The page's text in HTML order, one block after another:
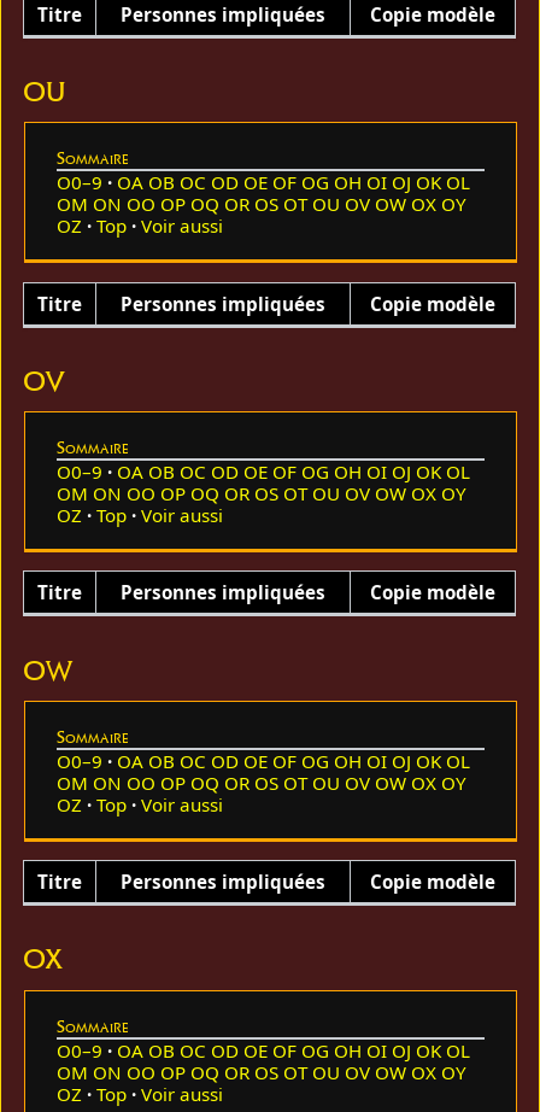
Titre Personnes impliquées Copie modèle
OU
Sommaire
O0–9 OA OB OC OD OE OF OG OH OI OJ OK OL
OM ON OO OP OQ OR OS OT OU OV OW OX OY
OZ
Top Voir aussi
Titre Personnes impliquées Copie modèle
OV
Sommaire
O0–9 OA OB OC OD OE OF OG OH OI OJ OK OL
OM ON OO OP OQ OR OS OT OU OV OW OX OY
OZ
Top Voir aussi
Titre Personnes impliquées Copie modèle
OW
Sommaire
O0–9 OA OB OC OD OE OF OG OH OI OJ OK OL
OM ON OO OP OQ OR OS OT OU OV OW OX OY
OZ
Top Voir aussi
Titre Personnes impliquées Copie modèle
OX
Sommaire
O0–9 OA OB OC OD OE OF OG OH OI OJ OK OL
OM ON OO OP OQ OR OS OT OU OV OW OX OY
OZ
Top Voir aussi